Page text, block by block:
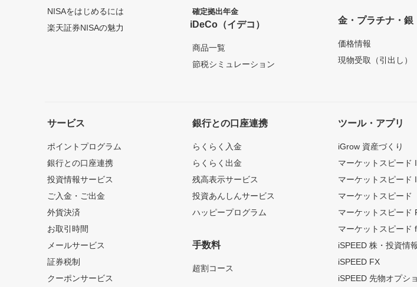
NISAをはじめるには
楽天証券NISAの魅力
確定拠出年金
iDeCo（イデコ）
商品一覧
節税シミュレーション
金・プラチナ・銀
価格情報
現物受取（引出し）
サービス
ポイントプログラム
銀行との口座連携
投資情報サービス
ご入金・ご出金
外貨決済
お取引時間
メールサービス
証券税制
クーポンサービス
銀行との口座連携
らくらく入金
らくらく出金
残高表示サービス
投資あんしんサービス
ハッピープログラム
手数料
超割コース
ツール・アプリ
iGrow 資産づくり
マーケットスピード
マーケットスピード
マーケットスピード
マーケットスピード
マーケットスピード
iSPEED 株・投資情
iSPEED FX
iSPEED 先物オプシ